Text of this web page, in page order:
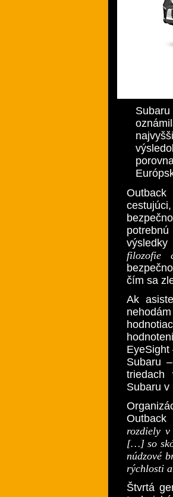
filozofie
čím sa
Ak
Subaru
triedach
Subaru v
Outback
rozdiely v
[…] so
núdzové
rýchlosti
Štvrtá